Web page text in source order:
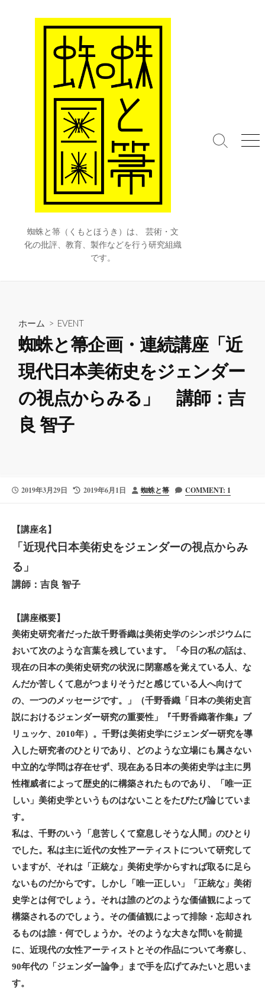
蜘蛛と箒（くもとほうき）は、 芸術・文
化の批評、教育、製作などを行う研究組織
です。
検
メ
ホーム > EVENT
蜘蛛と箒企画・連続講座「近
現代日本美術史をジェンダー
の視点からみる」 講師：吉
良 智子
公
2019年3月29日
最
2019年6月1日
投
蜘蛛と箒 COMMENT: 1
【講座名】
「近現代日本美術史をジェンダーの視点からみ
る」
講師：吉良 智子
【講座概要】
美術史研究者だった故千野香織は美術史学のシンポジウムに
おいて次のような言葉を残しています。「今日の私の話は、
現在の日本の美術史研究の状況に閉塞感を覚えている人、な
んだか苦しくて息がつまりそうだと感じている人へ向けて
の、一つのメッセージです。」（千野香織「日本の美術史言
説におけるジェンダー研究の重要性」『千野香織著作集』ブ
リュッケ、2010年）。千野は美術史学にジェンダー研究を導
入した研究者のひとりであり、どのような立場にも属さない
中立的な学問は存在せず、現在ある日本の美術史学は主に男
性権威者によって歴史的に構築されたものであり、「唯一正
しい」美術史学というものはないことをたびたび論じていま
す。
私は、千野のいう「息苦しくて窒息しそうな人間」のひとり
でした。私は主に近代の女性アーティストについて研究して
いますが、それは「正統な」美術史学からすれば取るに足ら
ないものだからです。しかし「唯一正しい」「正統な」美術
史学とは何でしょう。それは誰のどのような価値観によって
構築されるのでしょう。その価値観によって排除・忘却され
るものは誰・何でしょうか。そのような大きな問いを前提
に、近現代の女性アーティストとその作品について考察し、
90年代の「ジェンダー論争」まで手を広げてみたいと思いま
す。